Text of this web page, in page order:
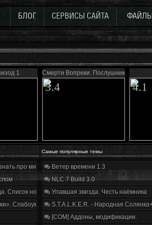
БЛОГ СЕРВИСЫ САЙТА
1 Смерти Вопреки. Послушник
3.4 4.1
Самые популярные темы
про мир, геймплей и сюжет | Разбор трейлера
Список нововведений
Слабоумие и отвага
Ветер времени 1.3
NLC 7 Build 3.0
Упавшая звезда. Честь наёмника
S.T.A.L.K.E.R. - Народная
[COM] Аддоны, модификации.